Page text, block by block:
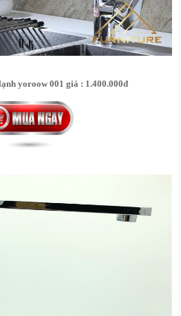
yoroow 001 giá : 1.400.000đ